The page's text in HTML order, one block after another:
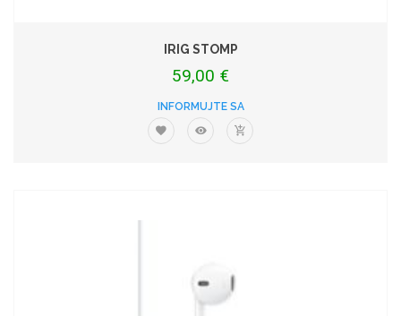
IRIG STOMP
59,00 €
INFORMUJTE SA